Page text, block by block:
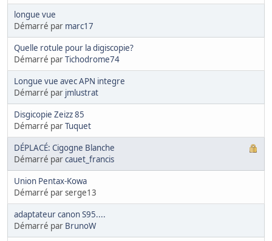
longue vue
Démarré par marc17
Quelle rotule pour la digiscopie?
Démarré parTichodrome74
Longue vue avec APN integre
Démarré par jmlustrat
Disgicopie Zeizz 85
Démarré parTuquet
DÉPLACÉ: Cigogne Blanche
Démarré parcauet_francis
Union Pentax-Kowa
Démarré par serge13
adaptateur canon S95....
Démarré par BrunoW